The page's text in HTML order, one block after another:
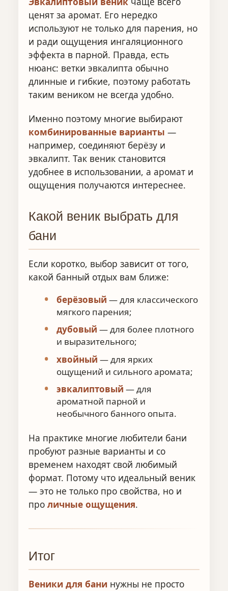
ценят за аромат. Его нередко
используют не только для парения, но
и ради ощущения ингаляционного
эффекта в парной. Правда, есть
нюанс: ветки эвкалипта обычно
длинные и гибкие, поэтому работать
таким веником не всегда удобно.
Именно поэтому многие выбирают
комбинированные варианты —
например, соединяют берёзу и
эвкалипт. Так веник становится
удобнее в использовании, а аромат и
ощущения получаются интереснее.
Какой веник выбрать для
бани
Если коротко, выбор зависит от того,
какой банный отдых вам ближе:
берёзовый — для классического
мягкого парения;
дубовый — для более плотного
и выразительного;
хвойный — для ярких
ощущений и сильного аромата;
эвкалиптовый — для
ароматной парной и
необычного банного опыта.
На практике многие любители бани
пробуют разные варианты и со
временем находят свой любимый
формат. Потому что идеальный веник
— это не только про свойства, но и
проличные ощущения.
Итог
Веники для бани нужны не просто